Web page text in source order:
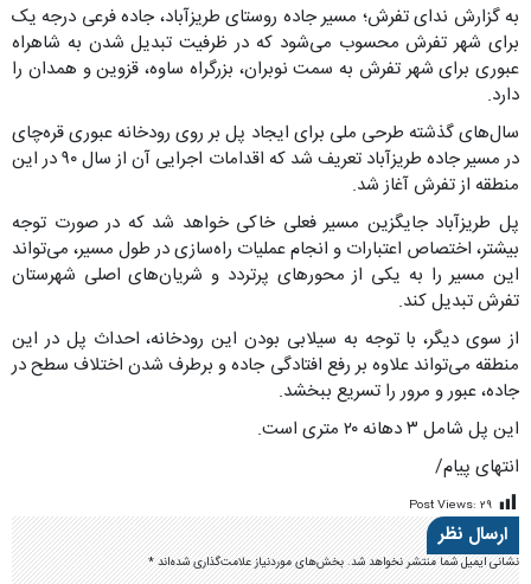
به گزارش ندای تفرش؛ مسیر جاده روستای طریزآباد، جاده فرعی درجه یک
برای شهر تفرش محسوب می‌شود که در ظرفیت تبدیل شدن به شاهراه
عبوری برای شهر تفرش به سمت نوبران، بزرگراه ساوه، قزوین و همدان را
دارد.
سال‌های گذشته طرحی ملی برای ایجاد پل بر روی رودخانه عبوری قره‌چای
در مسیر جاده طریزآباد تعریف شد که اقدامات اجرایی آن از سال ۹۰ در این
منطقه از تفرش آغاز شد.
پل طریزآباد جایگزین مسیر فعلی خاکی خواهد شد که در صورت توجه
بیشتر، اختصاص اعتبارات و انجام عملیات راه‌سازی در طول مسیر، می‌تواند
این مسیر را به یکی از محورهای پرتردد و شریان‌های اصلی شهرستان
تفرش تبدیل کند.
از سوی دیگر، با توجه به سیلابی بودن این رودخانه، احداث پل در این
منطقه می‌تواند علاوه بر رفع افتادگی جاده و برطرف شدن اختلاف سطح در
جاده، عبور و مرور را تسریع ببخشد.
این پل شامل ۳ دهانه ۲۰ متری است.
انتهای پیام/
Post Views: ۲۹
ارسال نظر
نشانی ایمیل شما منتشر نخواهد شد.بخش‌های موردنیاز علامت‌گذاری شده‌اند*